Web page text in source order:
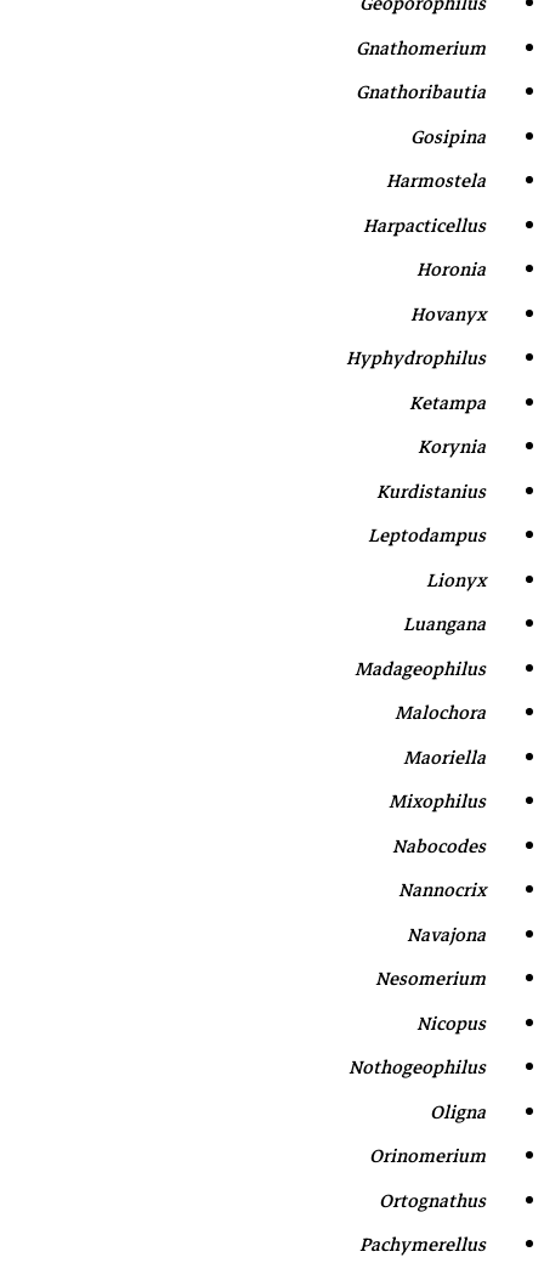
Gnathomerium
Gnathoribautia
Gosipina
Harmostela
Harpacticellus
Horonia
Hovanyx
Hyphydrophilus
Ketampa
Korynia
Kurdistanius
Leptodampus
Lionyx
Luangana
Madageophilus
Malochora
Maoriella
Mixophilus
Nabocodes
Nannocrix
Navajona
Nesomerium
Nicopus
Nothogeophilus
Oligna
Orinomerium
Ortognathus
Pachymerellus